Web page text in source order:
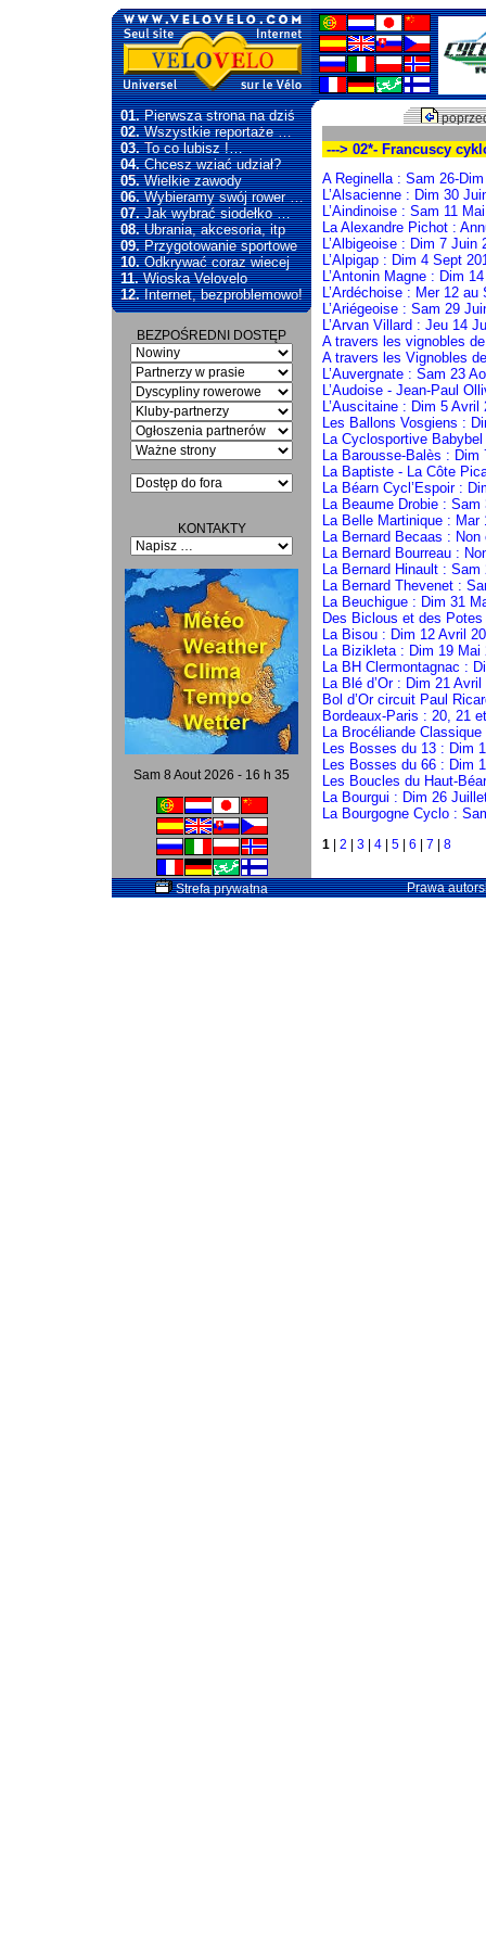
01.Pierwsza strona na dziś
02.Wszystkie reportaże …
03.To co lubisz !…
04.Chcesz wziać udział?
05.Wielkie zawody
06.Wybieramy swój rower …
07.Jak wybrać siodełko …
08.Ubrania, akcesoria, itp
09.Przygotowanie sportowe
10.Odkrywać coraz wiecej
11.Wioska Velovelo
12.Internet, bezproblemowo!
BEZPOŚREDNI DOSTĘP
KONTAKTY
Sam 8 Aout 2026 - 16 h 35
---> 02*- Francuscy
A Reginella : Sam 26-
L’Alsacienne : Dim 30
L’Aindinoise : Sam 11
La Alexandre Pichot :
L’Albigeoise : Dim 7 Juin
L’Alpigap : Dim 4 Sept
L’Antonin Magne : Dim
L’Ardéchoise : Mer 12
L’Ariégeoise : Sam 29
L’Arvan Villard : Jeu 14
A travers les vignobles
A travers les Vignobles
L’Auvergnate : Sam 23
L’Audoise - Jean-Paul
L’Auscitaine : Dim 5 Avril
Les Ballons Vosgiens :
La Cyclosportive
La Barousse-Balès : Dim
La Baptiste - La Côte
La Béarn Cycl’Espoir :
La Beaume Drobie : Sam
La Belle Martinique : Mar
La Bernard Becaas : Non
La Bernard Bourreau :
La Bernard Hinault : Sam
La Bernard Thevenet :
La Beuchigue : Dim 31
Des Biclous et des
La Bisou : Dim 12 Avril
La Bizikleta : Dim 19 Mai
La BH Clermontagnac :
La Blé d’Or : Dim 21 Avril
Bol d’Or circuit Paul
Bordeaux-Paris : 20, 21
La Brocéliande
Les Bosses du 13 : Dim
Les Bosses du 66 : Dim
Les Boucles du Haut-
La Bourgui : Dim 26
La Bourgogne Cyclo :
1 2 3 4 5 6 7 8
Strefa prywatna Prawa